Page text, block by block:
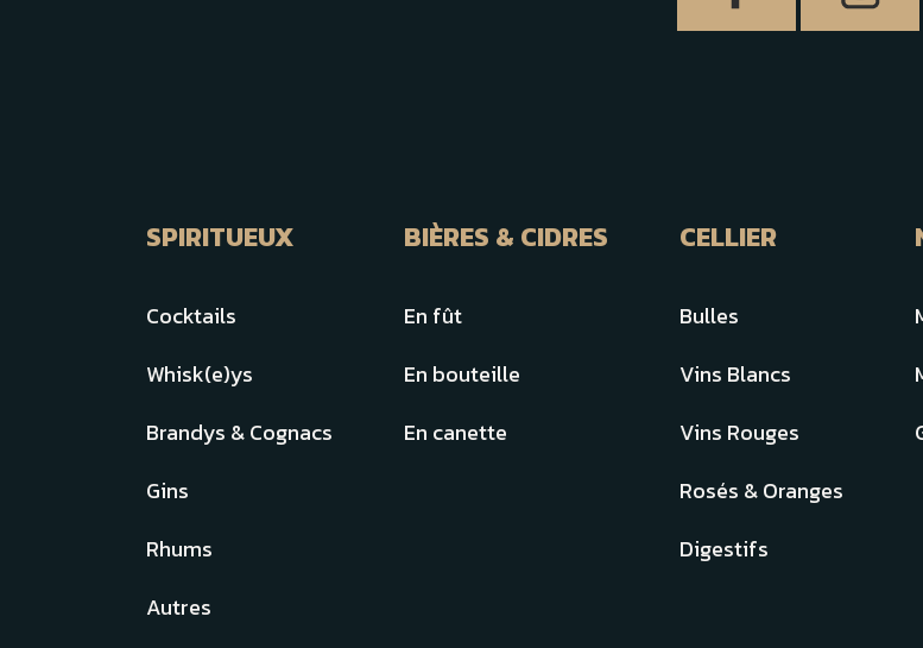
SPIRITUEUX
Cocktails
Whisk(e)ys
Brandys & Cognacs
Gins
Rhums
Autres
BIÈRES & CIDRES
En fût
En bouteille
En canette
CELLIER
Bulles
Vins Blancs
Vins Rouges
Rosés & Oranges
Digestifs